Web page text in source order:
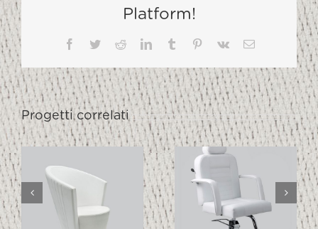
Platform!
Facebook
TwitterRedditLinkedInTumblr Pinterest
Vk Email
Progetti correlati
MAKE UP ERGO